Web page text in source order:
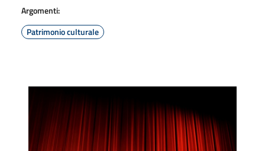
Argomenti:
Patrimonio culturale